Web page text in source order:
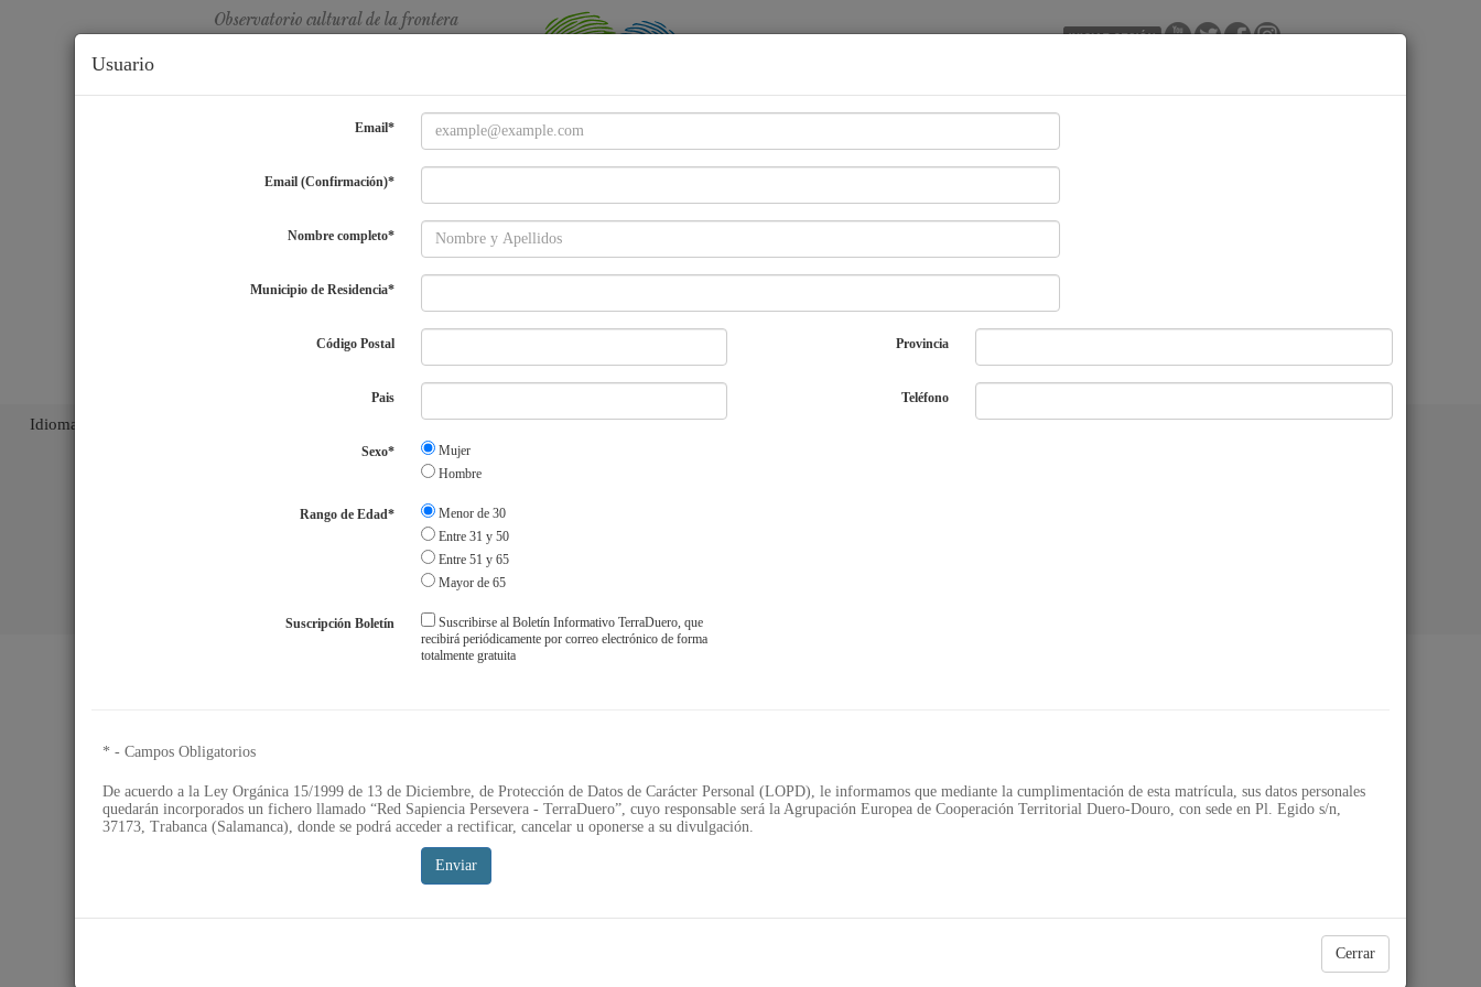
Usuario
Email*
Email (Confirmación)*
Nombre completo*
Municipio de Residencia*
Código Postal Provincia
Pais Teléfono
Sexo*
Mujer
Hombre
Rango de Edad*
Menor de 30
Entre 31 y 50
Entre 51 y 65
Mayor de 65
Suscripción Boletín
Suscribirse al Boletín Informativo TerraDuero, que
recibirá periódicamente por correo electrónico de forma
totalmente gratuita
* - Campos Obligatorios
De acuerdo a la Ley Orgánica 15/1999 de 13 de Diciembre, de Protección de Datos de Carácter Personal (LOPD), le informamos que mediante la cumplimentación de esta matrícula, sus datos personales
quedarán incorporados un fichero llamado “Red Sapiencia Persevera - TerraDuero”, cuyo responsable será la Agrupación Europea de Cooperación Territorial Duero-Douro, con sede en Pl. Egido s/n,
37173, Trabanca (Salamanca), donde se podrá acceder a rectificar, cancelar u oponerse a su divulgación.
Enviar
Cerrar
Email
Entra ¿Olvidaste tu password?
Idiomas
Aviso Legal Sobre TerraDuero© 2018 Agrupación Europea de Cooperación Territorial Duero-Douro